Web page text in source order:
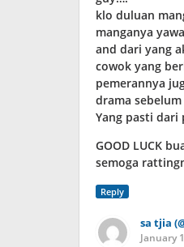
klo duluan
manganya
and dari yang
cowok yang
pemerannya
drama
Yang pasti
GOOD LUCK
semoga
Reply
sa tjia
January